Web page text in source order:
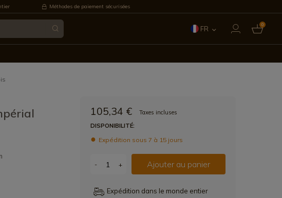
Méthodes de paiement sécurisées
FR 0
105,34 €
Taxes incluses
DISPONIBILITÉ:
Expédition sous 7 à 15 jours
- + Ajouter au panier
Expédition dans le monde entier